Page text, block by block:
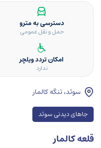
دسترسی به مترو
حمل و نقل عمومی
امکان تردد ویلچر
ندارد
سوئد، تنگه کالمار
جاهای دیدنی سوئد
قلعه کالمار